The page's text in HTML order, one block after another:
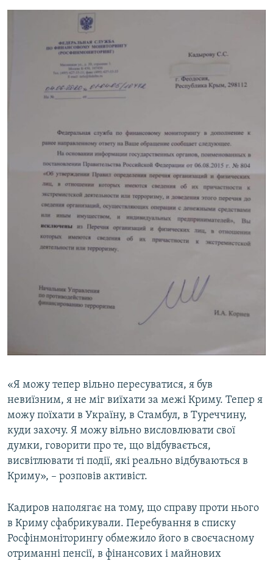
«Я можу тепер вільно пересуватися, я був
невиїзним, я не міг виїхати за межі Криму. Тепер я
можу поїхати в Україну, в Стамбул, в Туреччину,
куди захочу. Я можу вільно висловлювати свої
думки, говорити про те, що відбувається,
висвітлювати ті події, які реально відбуваються в
Криму», – розповів активіст.
Кадиров наполягає на тому, що справу проти нього
в Криму сфабрикували. Перебування в списку
Росфінмоніторингу обмежило його в своєчасному
отриманні пенсії, в фінансових і майнових